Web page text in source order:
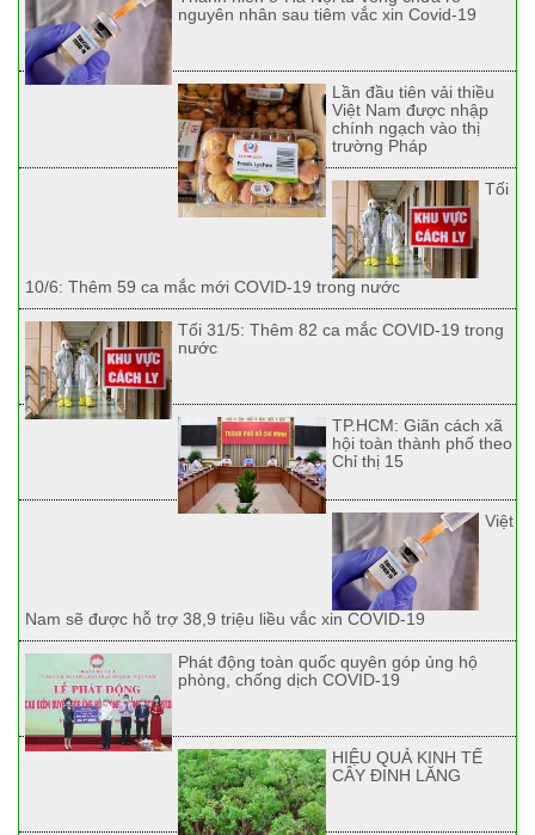
nguyên nhân sau tiêm vắc xin Covid-19
Lần đầu tiên vải thiều
Việt Nam được nhập
chính ngạch vào thị
trường Pháp
Tối
10/6: Thêm 59 ca mắc mới COVID-19 trong nước
Tối 31/5: Thêm 82 ca mắc COVID-19 trong
nước
TP.HCM: Giãn cách xã
hội toàn thành phố theo
Chỉ thị 15
Việt
Nam sẽ được hỗ trợ 38,9 triệu liều vắc xin COVID-19
Phát động toàn quốc quyên góp ủng hộ
phòng, chống dịch COVID-19
HIỆU QUẢ KINH TẾ
CÂY ĐINH LĂNG